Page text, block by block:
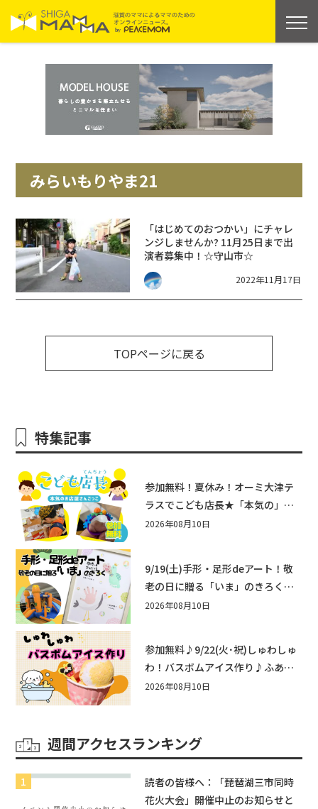
みらいもりやま21
「はじめてのおつかい」にチャレ
ンジしませんか? 11月25日まで出
演者募集中！☆守山市☆
2022年11月17日
TOPページに戻る
特集記事
参加無料！夏休み！オーミ大津テ
ラスでこども店長★「本気の」お
店屋さんごっこ8/22(土)開催！&ワ
2026年08月10日
9/19(土)手形・足形deアート！敬
老の日に贈る「いま」のきろく♪
他にもふあふあ遊具などお楽しみ
2026年08月10日
参加無料♪9/22(火･祝)しゅわしゅ
わ！バスボムアイス作り♪ふあふ
あ遊具もあるよ！in近江八幡
2026年08月10日
週間アクセスランキング
読者の皆様へ：「琵琶湖三市同時
花火大会」開催中止のお知らせと